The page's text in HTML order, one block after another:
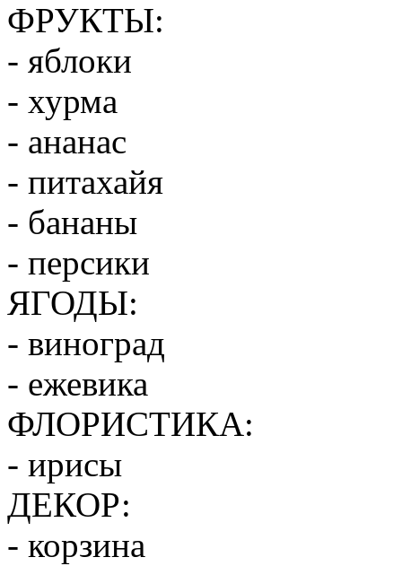
ФРУКТЫ:
- яблоки
- хурма
- ананас
- питахайя
- бананы
- персики
ЯГОДЫ:
- виноград
- ежевика
ФЛОРИСТИКА:
- ирисы
ДЕКОР:
- корзина